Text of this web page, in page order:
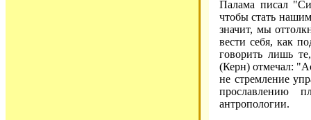
Палама писал
чтобы стать
значит, мы
вести себя, как
говорить лишь
(Керн) отмечал:
не стремление
прославлению
антропологии.